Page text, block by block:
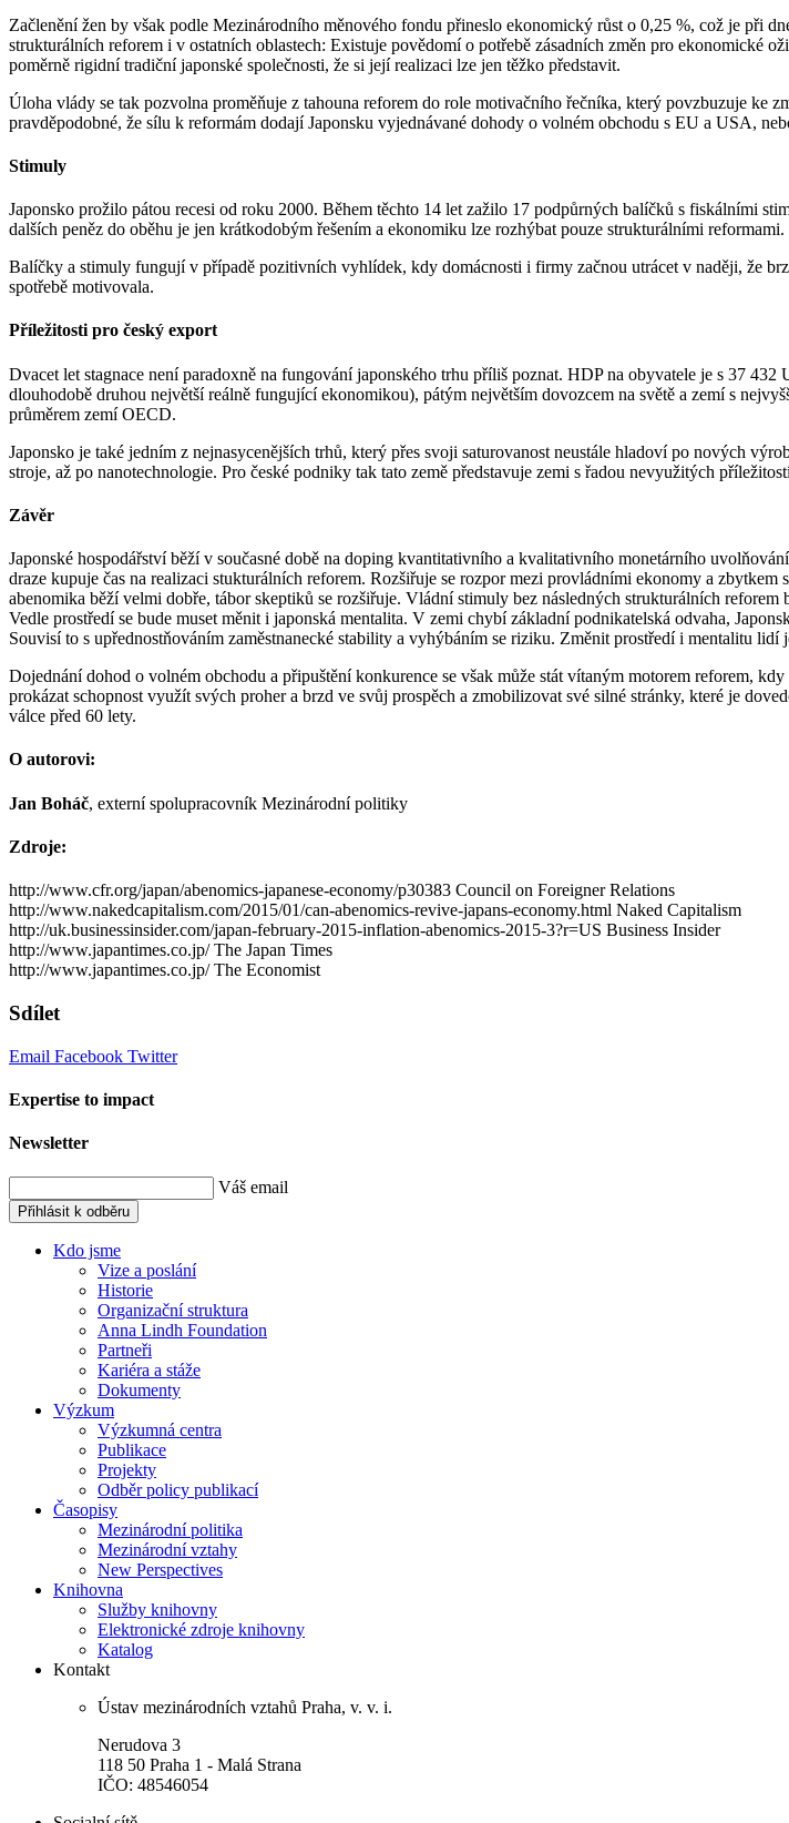
Začlenění žen by však podle Mezinárodního měnového fondu přineslo ekonomický růst o 0,25 %, což je při
strukturálních reforem i v ostatních oblastech: Existuje povědomí o potřebě zásadních změn pro ekonomické
poměrně rigidní tradiční japonské společnosti, že si její realizaci lze jen těžko představit.
Úloha vlády se tak pozvolna proměňuje z tahouna reforem do role motivačního řečníka, který povzbuzuje ke
pravděpodobné, že sílu k reformám dodají Japonsku vyjednávané dohody o volném obchodu s EU a USA,
Stimuly
Japonsko prožilo pátou recesi od roku 2000. Během těchto 14 let zažilo 17 podpůrných balíčků s fiskálními
dalších peněz do oběhu je jen krátkodobým řešením a ekonomiku lze rozhýbat pouze strukturálními
Balíčky a stimuly fungují v případě pozitivních vyhlídek, kdy domácnosti i firmy začnou utrácet v naději, že
spotřebě motivovala.
Příležitosti pro český export
Dvacet let stagnace není paradoxně na fungování japonského trhu příliš poznat. HDP na obyvatele je s 37
dlouhodobě druhou největší reálně fungující ekonomikou), pátým největším dovozcem na světě a zemí s
průměrem zemí OECD.
Japonsko je také jedním z nejnasycenějších trhů, který přes svoji saturovanost neustále hladoví po nových
stroje, až po nanotechnologie. Pro české podniky tak tato země představuje zemi s řadou nevyužitých
Závěr
Japonské hospodářství běží v současné době na doping kvantitativního a kvalitativního monetárního
draze kupuje čas na realizaci stukturálních reforem. Rozšiřuje se rozpor mezi provládními ekonomy a
abenomika běží velmi dobře, tábor skeptiků se rozšiřuje. Vládní stimuly bez následných strukturálních
Vedle prostředí se bude muset měnit i japonská mentalita. V zemi chybí základní podnikatelská odvaha,
Souvisí to s upřednostňováním zaměstnanecké stability a vyhýbáním se riziku. Změnit prostředí i mentalitu
Dojednání dohod o volném obchodu a připuštění konkurence se však může stát vítaným motorem reforem,
prokázat schopnost využít svých proher a brzd ve svůj prospěch a zmobilizovat své silné stránky, které je
válce před 60 lety.
O autorovi:
Jan Boháč, externí spolupracovník Mezinárodní politiky
Zdroje:
http://www.cfr.org/japan/abenomics-japanese-economy/p30383 Council on Foreigner Relations
http://www.nakedcapitalism.com/2015/01/can-abenomics-revive-japans-economy.html Naked Capitalism
http://uk.businessinsider.com/japan-february-2015-inflation-abenomics-2015-3?r=US Business Insider
http://www.japantimes.co.jp/ The Japan Times
http://www.japantimes.co.jp/ The Economist
Sdílet
Email Facebook Twitter
Expertise to impact
Newsletter
Váš email
Přihlásit k odběru
Kdo jsme
Vize a poslání
Historie
Organizační struktura
Anna Lindh Foundation
Partneři
Kariéra a stáže
Dokumenty
Výzkum
Výzkumná centra
Publikace
Projekty
Odběr policy publikací
Časopisy
Mezinárodní politika
Mezinárodní vztahy
New Perspectives
Knihovna
Služby knihovny
Elektronické zdroje knihovny
Katalog
Kontakt
Ústav mezinárodních vztahů Praha, v. v. i.
Nerudova 3
118 50 Praha 1 - Malá Strana
IČO: 48546054